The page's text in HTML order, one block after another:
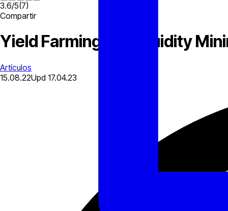
3.6/5(7)
Compartir
Yield Farming vs. Liquidity
Artículos
15.08.22Upd 17.04.23